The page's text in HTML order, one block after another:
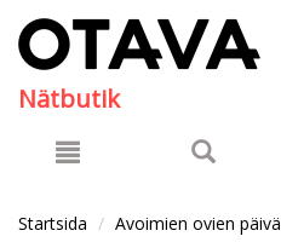
Nätbutik
Startsida Avoimien ovien päivä